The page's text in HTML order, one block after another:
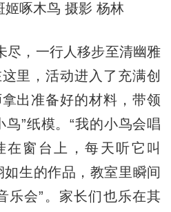
姬啄木鸟 摄影 杨林
，一行人移步至清幽雅
里，活动进入了充满创
出准备好的材料，带领
鸟”纸模。“我的小鸟会唱
在窗台上，每天听它叫
如生的作品，教室里瞬间
乐会”。家长们也乐在其